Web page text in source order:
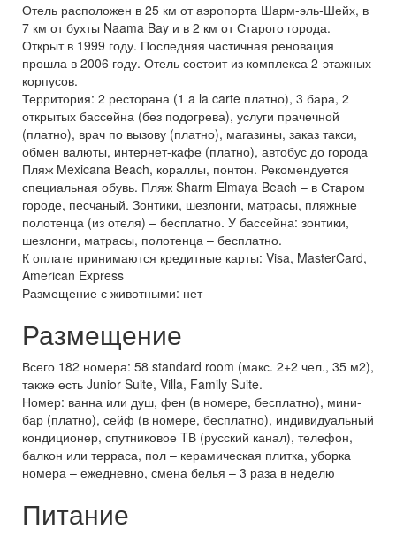
Отель расположен в 25 км от аэропорта Шарм-эль-Шейх, в
7 км от бухты Naama Bay и в 2 км от Старого города.
Открыт в 1999 году. Последняя частичная реновация
прошла в 2006 году. Отель состоит из комплекса 2-этажных
корпусов.
Территория: 2 ресторана (1 a la carte платно), 3 бара, 2
открытых бассейна (без подогрева), услуги прачечной
(платно), врач по вызову (платно), магазины, заказ такси,
обмен валюты, интернет-кафе (платно), автобус до города
Пляж Mexicana Beach, кораллы, понтон. Рекомендуется
специальная обувь. Пляж Sharm Elmaya Beach – в Старом
городе, песчаный. Зонтики, шезлонги, матрасы, пляжные
полотенца (из отеля) – бесплатно. У бассейна: зонтики,
шезлонги, матрасы, полотенца – бесплатно.
К оплате принимаются кредитные карты: Visa, MasterCard,
American Express
Размещение с животными: нет
Размещение
Всего 182 номера: 58 standard room (макс. 2+2 чел., 35 м2),
также есть Junior Suite, Villa, Family Suite.
Номер: ванна или душ, фен (в номере, бесплатно), мини-
бар (платно), сейф (в номере, бесплатно), индивидуальный
кондиционер, спутниковое TВ (русский канал), телефон,
балкон или терраса, пол – керамическая плитка, уборка
номера – ежедневно, смена белья – 3 раза в неделю
Питание